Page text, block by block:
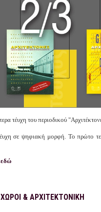
τέυχη του περιοδικού
σε ψηφιακή μορφή. Το πρώτο
εδώ
& ΑΡΧΙΤΕΚΤΟΝΙΚΗ